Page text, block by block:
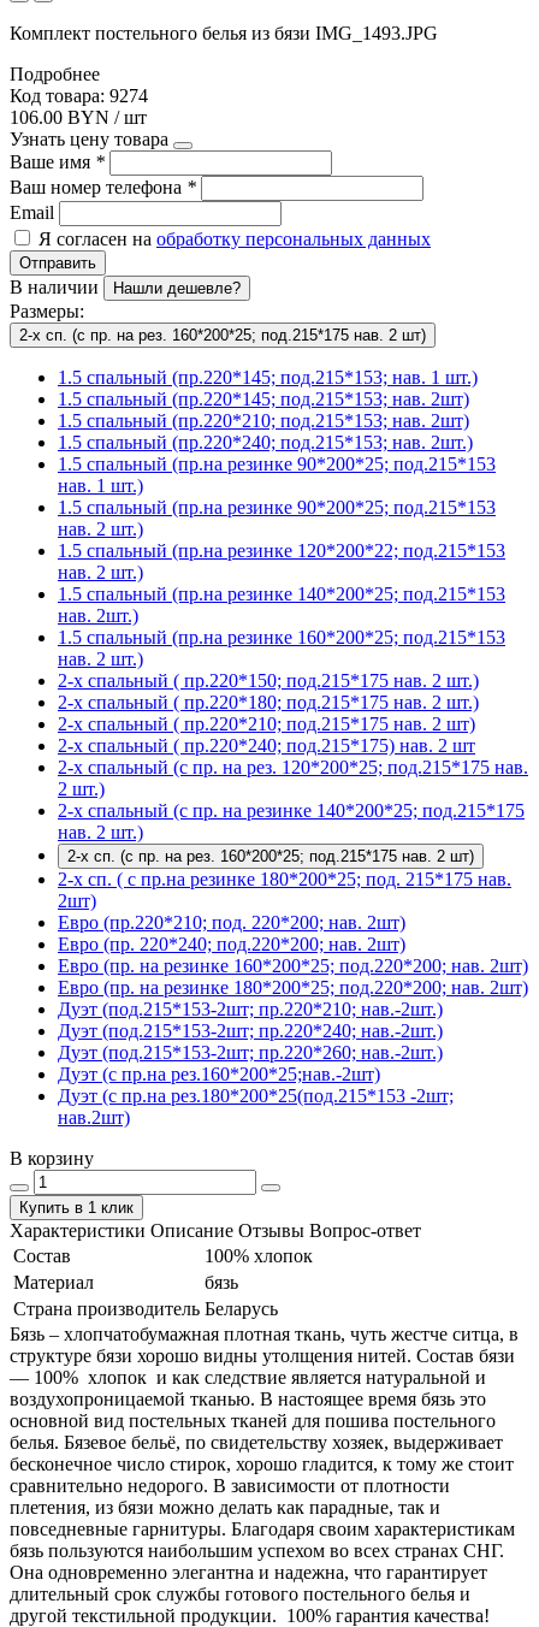
Комплект постельного белья из бязи IMG_1493.JPG
Подробнее
Код товара: 9274
106.00 BYN / шт
Узнать цену товара
Ваше имя *
Ваш номер телефона *
Email
Я согласен на обработку персональных данных
Отправить
В наличии Нашли дешевле?
Размеры:
2-х сп. (с пр. на рез. 160*200*25; под.215*175 нав. 2 шт)
1.5 спальный (пр.220*145; под.215*153; нав. 1 шт.)
1.5 спальный (пр.220*145; под.215*153; нав. 2шт)
1.5 спальный (пр.220*210; под.215*153; нав. 2шт)
1.5 спальный (пр.220*240; под.215*153; нав. 2шт.)
1.5 спальный (пр.на резинке 90*200*25; под.215*153
нав. 1 шт.)
1.5 спальный (пр.на резинке 90*200*25; под.215*153
нав. 2 шт.)
1.5 спальный (пр.на резинке 120*200*22; под.215*153
нав. 2 шт.)
1.5 спальный (пр.на резинке 140*200*25; под.215*153
нав. 2шт.)
1.5 спальный (пр.на резинке 160*200*25; под.215*153
нав. 2 шт.)
2-х спальный ( пр.220*150; под.215*175 нав. 2 шт.)
2-х спальный ( пр.220*180; под.215*175 нав. 2 шт.)
2-х спальный ( пр.220*210; под.215*175 нав. 2 шт)
2-х спальный ( пр.220*240; под.215*175) нав. 2 шт
2-х спальный (с пр. на рез. 120*200*25; под.215*175 нав.
2 шт.)
2-х спальный (с пр. на резинке 140*200*25; под.215*175
нав. 2 шт.)
2-х сп. (с пр. на рез. 160*200*25; под.215*175 нав. 2 шт)
2-х сп. ( с пр.на резинке 180*200*25; под. 215*175 нав.
2шт)
Евро (пр.220*210; под. 220*200; нав. 2шт)
Евро (пр. 220*240; под.220*200; нав. 2шт)
Евро (пр. на резинке 160*200*25; под.220*200; нав. 2шт)
Евро (пр. на резинке 180*200*25; под.220*200; нав. 2шт)
Дуэт (под.215*153-2шт; пр.220*210; нав.-2шт.)
Дуэт (под.215*153-2шт; пр.220*240; нав.-2шт.)
Дуэт (под.215*153-2шт; пр.220*260; нав.-2шт.)
Дуэт (с пр.на рез.160*200*25;нав.-2шт)
Дуэт (с пр.на рез.180*200*25(под.215*153 -2шт;
нав.2шт)
В корзину
Купить в 1 клик
Характеристики Описание Отзывы Вопрос-ответ
Состав
100% хлопок
Материал
бязь
Страна производитель Беларусь
Бязь – хлопчатобумажная плотная ткань, чуть жестче ситца, в
структуре бязи хорошо видны утолщения нитей. Состав бязи
― 100% хлопок и как следствие является натуральной и
воздухопроницаемой тканью. В настоящее время бязь это
основной вид постельных тканей для пошива постельного
белья. Бязевое бельё, по свидетельству хозяек, выдерживает
бесконечное число стирок, хорошо гладится, к тому же стоит
сравнительно недорого. В зависимости от плотности
плетения, из бязи можно делать как парадные, так и
повседневные гарнитуры. Благодаря своим характеристикам
бязь пользуются наибольшим успехом во всех странах СНГ.
Она одновременно элегантна и надежна, что гарантирует
длительный срок службы готового постельного белья и
другой текстильной продукции. 100% гарантия качества!